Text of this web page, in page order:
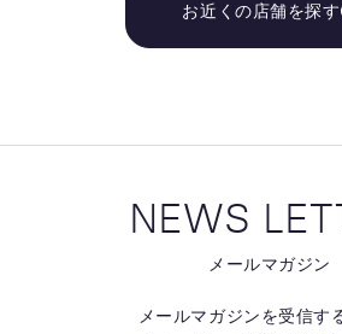
お近くの店舗を探す
NEWS
メールマガジン
メールマガジンを受信す